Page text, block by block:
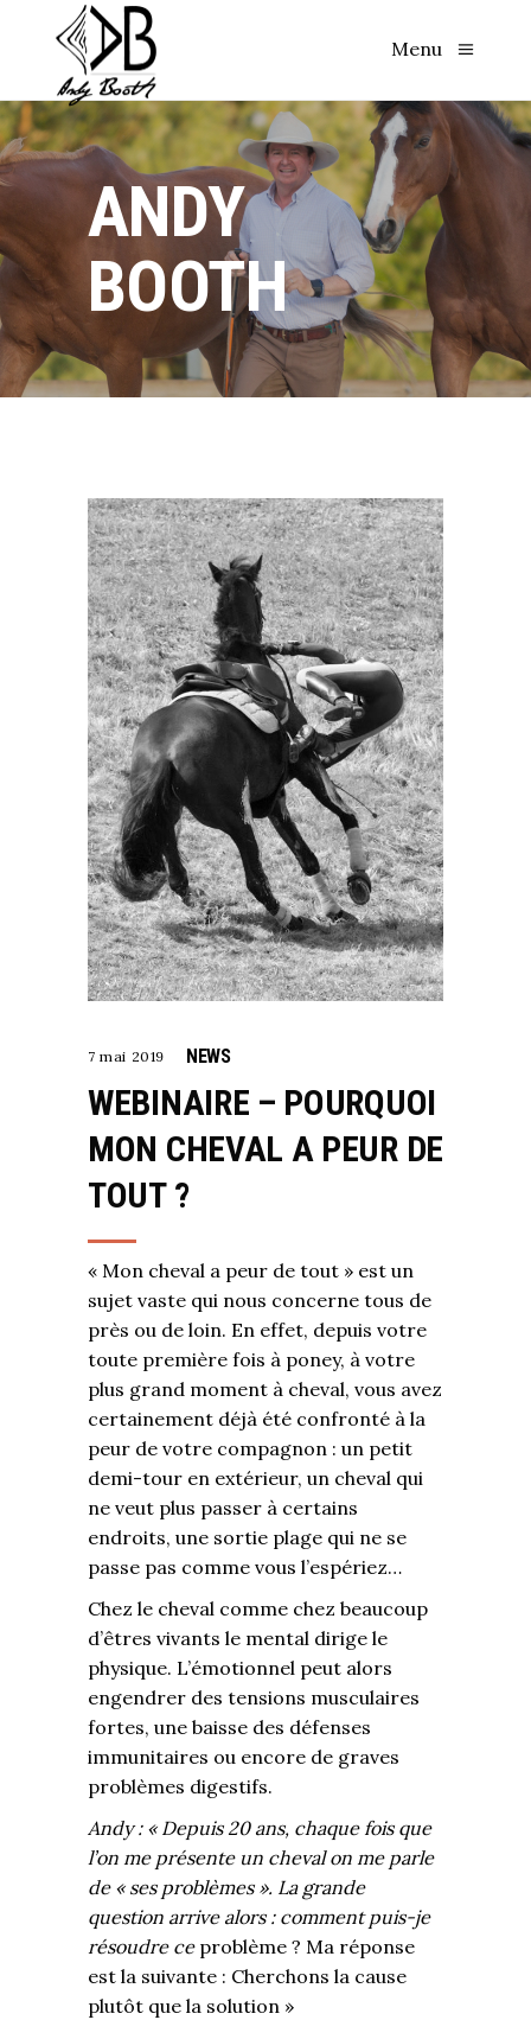
Menu
ANDY
BOOTH
7 mai 2019 NEWS
WEBINAIRE – POURQUOI
MON CHEVAL A PEUR DE
TOUT ?
« Mon cheval a peur de tout » est un
sujet vaste qui nous concerne tous de
près ou de loin. En effet, depuis votre
toute première fois à poney, à votre
plus grand moment à cheval, vous avez
certainement déjà été confronté à la
peur de votre compagnon : un petit
demi-tour en extérieur, un cheval qui
ne veut plus passer à certains
endroits, une sortie plage qui ne se
passe pas comme vous l’espériez…
Chez le cheval comme chez beaucoup
d’êtres vivants le mental dirige le
physique. L’émotionnel peut alors
engendrer des tensions musculaires
fortes, une baisse des défenses
immunitaires ou encore de graves
problèmes digestifs.
Andy : « Depuis 20 ans, chaque fois que
l’on me présente un cheval on me parle
de « ses problèmes ». La grande
question arrive alors : comment puis-je
résoudre ceproblème ? Ma réponse
est la suivante : Cherchons la cause
plutôt que la solution »